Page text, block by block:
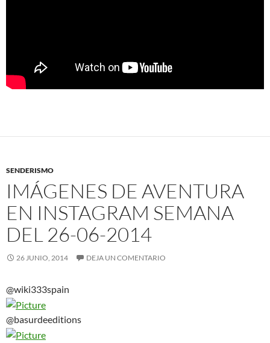
SENDERISMO
IMÁGENES DE AVENTURA
EN INSTAGRAM SEMANA
DEL 26-06-2014
26 JUNIO, 2014 DEJA UN COMENTARIO
@wiki333spain
@basurdeeditions